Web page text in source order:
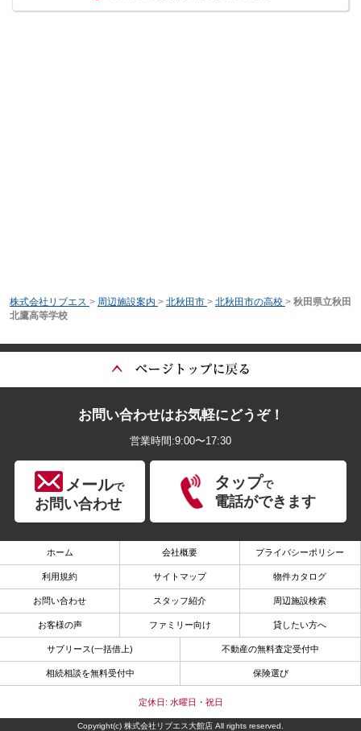
株式会社リブエス > 周辺施設案内 > 北秋田市 > 北秋田市の高校 > 秋田県立秋田
北鷹高等学校
お問い合わせはお気軽にどうぞ！
営業時間:9:00〜17:30
メールで
お問い合わせ
タップで
電話ができます
ホーム 会社概要 プライバシーポリシー
利用規約 サイトマップ 物件カタログ
お問い合わせ スタッフ紹介 周辺施設検索
お客様の声 ファミリー向け 貸したい方へ
サブリース(一括借上) 不動産の無料査定受付中
相続相談を無料受付中 保険選び
定休日: 水曜日・祝日
Copyright(c) 株式会社リブエス大館店 All rights reserved.